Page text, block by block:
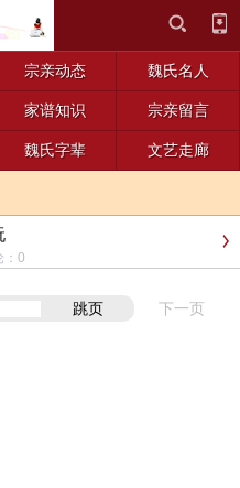
宗亲动态 魏氏名人
家谱知识 宗亲留言
魏氏字辈 文艺走廊
0
跳页 下一页